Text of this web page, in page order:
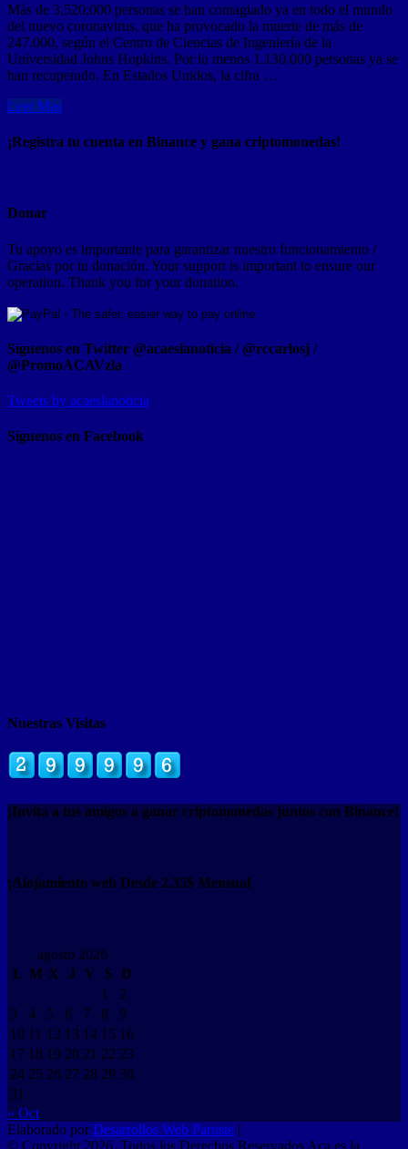
Más de 3,520,000 personas se han contagiado ya en todo el mundo
del nuevo coronavirus, que ha provocado la muerte de más de
247.000, según el Centro de Ciencias de Ingeniería de la
Universidad Johns Hopkins. Por lo menos 1.130.000 personas ya se
han recuperado. En Estados Unidos, la cifra …
Leer Mas
¡Registra tu cuenta en Binance y gana criptomonedas!
Donar
Tu apoyo es importante para garantizar nuestro funcionamiento /
Gracias por tu donación. Your support is important to ensure our
operation. Thank you for your donation.
Síguenos en Twitter @acaeslanoticia / @rccarlosj /
@PromoACAVzla
Tweets by acaeslanoticia
Siguenos en Facebook
Nuestras Visitas
¡Invita a tus amigos a ganar criptomonedas juntos con Binance!
¡Alojamiento web Desde 2.35$ Mensual
agosto 2026
L M X J V S D
1
2
3
4 5 6 7 8
9
10 11 12 13 14 15 16
17 18 19 20 21 22 23
24 25 26 27 28 29 30
31
« Oct
Elaborado porDesarrollos Web Paruste |
© Copyright 2026, Todos los Derechos Reservados Aca es la